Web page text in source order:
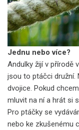
Jednu nebo více?
Andulky žijí v přírodě
jsou to ptáčci družní.
dvojice. Pokud
mluvit na ní a hrát si
Pro ptáčky se
nebo ke zkušenému